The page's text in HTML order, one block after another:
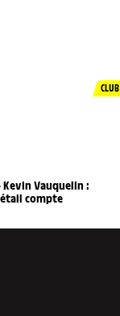
CLUB
Vauquelin :
compte